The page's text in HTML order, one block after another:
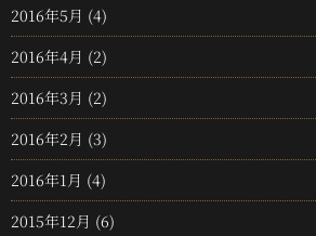
2016年5月 (4)
2016年4月 (2)
2016年3月 (2)
2016年2月 (3)
2016年1月 (4)
2015年12月 (6)